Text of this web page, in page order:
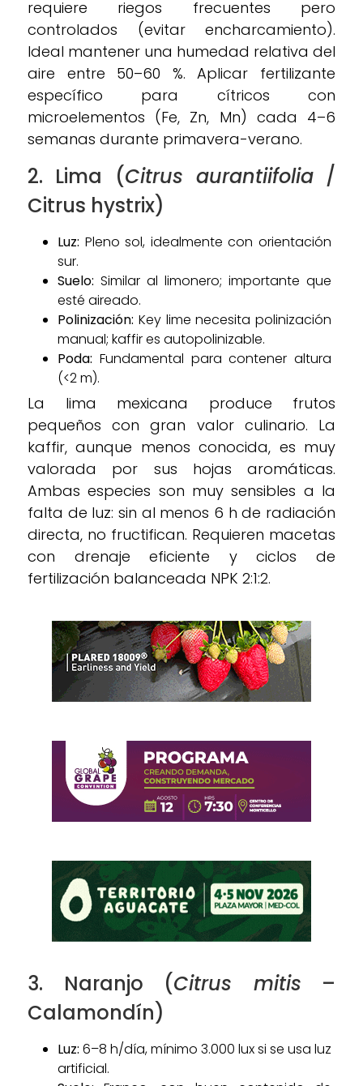
requiere riegos frecuentes pero
controlados (evitar encharcamiento).
Ideal mantener una humedad relativa del
aire entre 50–60 %. Aplicar fertilizante
específico para cítricos con
microelementos (Fe, Zn, Mn) cada 4–6
semanas durante primavera-verano.
2. Lima (Citrus aurantiifolia/
Citrus hystrix)
Luz: Pleno sol, idealmente con orientación
sur.
Suelo: Similar al limonero; importante que
esté aireado.
Polinización: Key lime necesita polinización
manual; kaffir es autopolinizable.
Poda: Fundamental para contener altura
(<2 m).
La lima mexicana produce frutos
pequeños con gran valor culinario. La
kaffir, aunque menos conocida, es muy
valorada por sus hojas aromáticas.
Ambas especies son muy sensibles a la
falta de luz: sin al menos 6 h de radiación
directa, no fructifican. Requieren macetas
con drenaje eficiente y ciclos de
fertilización balanceada NPK 2:1:2.
3. Naranjo (Citrus mitis –
Calamondín)
Luz: 6–8 h/día, mínimo 3.000 lux si se usa luz
artificial.